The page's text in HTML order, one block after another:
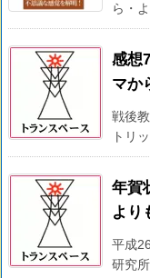
ら・
感想
マか
戦後
トリ
年賀
より
平成
研究